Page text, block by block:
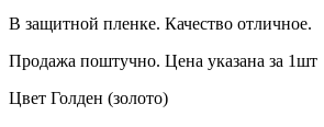
В защитной пленке. Качество отличное.
Продажа поштучно. Цена указана за 1шт
Цвет Голден (золото)